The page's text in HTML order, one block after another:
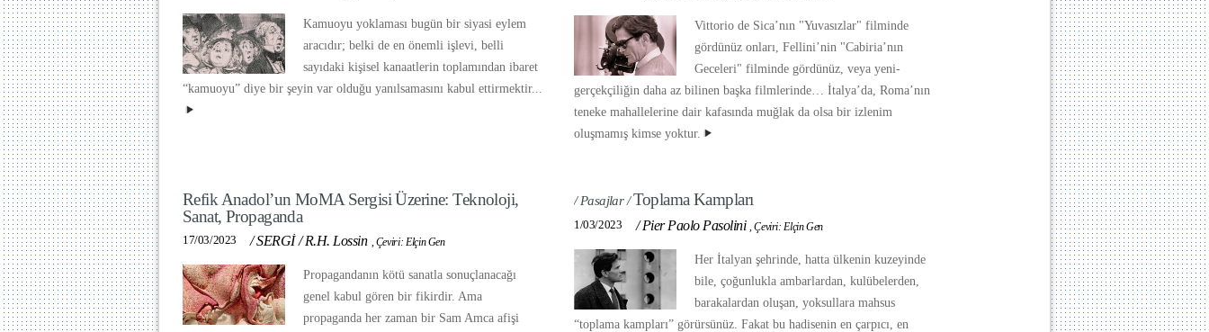
Kamuoyu yoklaması bugün bir siyasi eylem
aracıdır; belki de en önemli işlevi, belli
sayıdaki kişisel kanaatlerin toplamından ibaret
“kamuoyu” diye bir şeyin var olduğu yanılsamasını kabul ettirmektir...
Vittorio de Sica’nın "Yuvasızlar" filminde
gördünüz onları, Fellini’nin "Cabiria’nın
Geceleri" filminde gördünüz, veya yeni-
gerçekçiliğin daha az bilinen başka filmlerinde… İtalya’da, Roma’nın
teneke mahallelerine dair kafasında muğlak da olsa bir izlenim
oluşmamış kimse yoktur.
Refik Anadol’un MoMA Sergisi Üzerine: Teknoloji,
Sanat, Propaganda
17/03/2023 /SERGİ /R.H. Lossin ,Çeviri: Elçin Gen
Propagandanın kötü sanatla sonuçlanacağı
genel kabul gören bir fikirdir. Ama
propaganda her zaman bir Sam Amca afişi
/ Pasajlar /Toplama Kampları
1/03/2023 /Pier Paolo Pasolini ,Çeviri: Elçin Gen
Her İtalyan şehrinde, hatta ülkenin kuzeyinde
bile, çoğunlukla ambarlardan, kulübelerden,
barakalardan oluşan, yoksullara mahsus
“toplama kampları” görürsünüz. Fakat bu hadisenin en çarpıcı, en